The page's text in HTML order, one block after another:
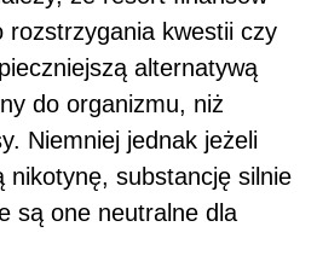
rozstrzygania kwestii czy
alternatywą
do organizmu, niż
Niemniej jednak jeżeli
nikotynę, substancję silnie
są one neutralne dla